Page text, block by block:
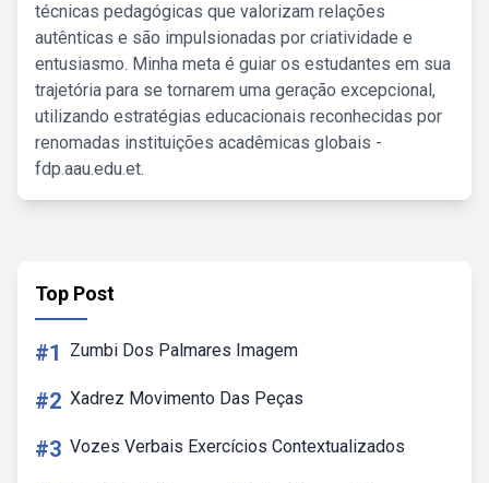
técnicas pedagógicas que valorizam relações
autênticas e são impulsionadas por criatividade e
entusiasmo. Minha meta é guiar os estudantes em sua
trajetória para se tornarem uma geração excepcional,
utilizando estratégias educacionais reconhecidas por
renomadas instituições acadêmicas globais -
fdp.aau.edu.et.
Top Post
#1 Zumbi Dos Palmares Imagem
#2 Xadrez Movimento Das Peças
#3 Vozes Verbais Exercícios Contextualizados